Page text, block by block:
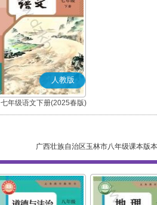
人教版
七年级语文下册(2025春版)
(部编版)
广西壮族自治区玉林市八年级课本版本